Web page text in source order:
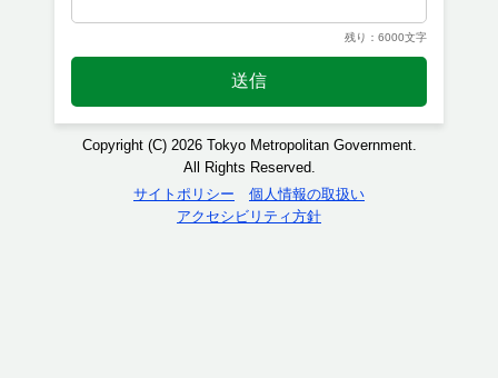
残り：6000文字
送信
Copyright (C) 2026 Tokyo Metropolitan Government.
All Rights Reserved.
サイトポリシー
個人情報の取扱い
アクセシビリティ方針